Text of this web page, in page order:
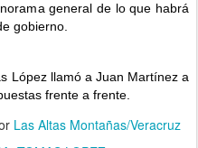
general de lo que habrá
gobierno.
López llamó a Juan Martínez a
frente a frente.
Las Altas Montañas/Veracruz